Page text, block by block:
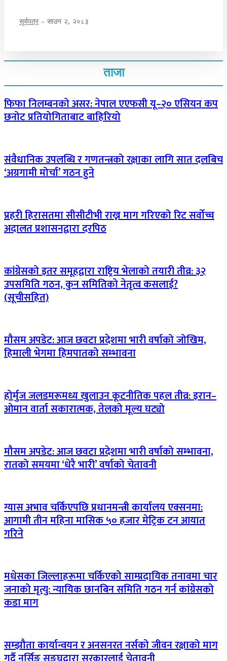
सूर्यपत्र - साउन २, २०८३
ताजा
फिफा निलम्बनको असर: नेपाल एएफसी यू–२० एसियन कप
छनोट प्रतियोगिताबाट बाहिरियो
संवैधानिक उपलब्धि र गणतन्त्रको रक्षाका लागि सात दलबिच
‘अग्रगामी मोर्चा’ गठन हुने
प्रहरी हिरासतमा सीसीटीभी राख्न माग गरिएको रिट सर्वोच्च
अदालत प्रशासनद्वारा दरपिठ
कांग्रेसको इतर समूहद्वारा राष्ट्रिय भेलाको तयारी तीव्र: ३२
उपसमिति गठन, कुन समितिको नेतृत्व कसलाई?
(सूचीसहित)
मौसम अपडेट: आज छवटा प्रदेशमा भारी वर्षाको जोखिम,
हिमाली भेगमा हिमपातको सम्भावना
होर्मुज जलडमरूमध्य खुलाउन कूटनीतिक पहल तीव्र: इरान–
ओमान वार्ता सकारात्मक, तेलको मूल्य घट्यो
मौसम अपडेट: आज छवटा प्रदेशमा भारी वर्षाको सम्भावना,
रातको समयमा ‘धेरै भारी’ वर्षाको चेतावनी
ग्यास अभाव चर्किएपछि प्रधानमन्त्री कार्यालय एक्सनमा:
आगामी तीन महिना मासिक ५० हजार मेट्रिक टन आयात
गरिने
मधेसका जिल्लाहरूमा चर्किएको साम्प्रदायिक तनावमा चार
जनाको मृत्यु: न्यायिक छानबिन समिति गठन गर्न कांग्रेसको
कडा माग
सम्झौता कार्यान्वयन र अनसनरत नर्सको जीवन रक्षाको माग